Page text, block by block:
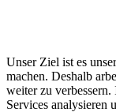
Unser Ziel ist es
machen. Deshalb
weiter zu
Services analysieren